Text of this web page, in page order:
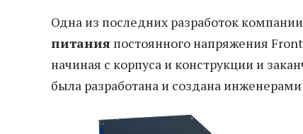
Одна из последних разработок
питания постоянного напряжения
начиная с корпуса и конструкции и
была разработана и создана